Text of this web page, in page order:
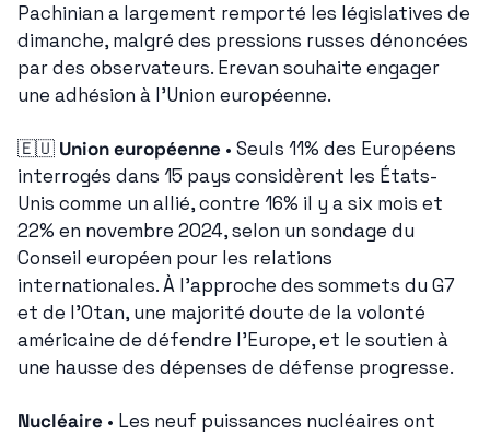
Pachinian a largement remporté les législatives de
dimanche, malgré des pressions russes dénoncées
par des observateurs. Erevan souhaite engager
une adhésion à l'Union européenne.
🇪🇺 Union européenne • Seuls 11% des Européens
interrogés dans 15 pays considèrent les États-
Unis comme un allié, contre 16% il y a six mois et
22% en novembre 2024, selon un sondage du
Conseil européen pour les relations
internationales. À l'approche des sommets du G7
et de l'Otan, une majorité doute de la volonté
américaine de défendre l'Europe, et le soutien à
une hausse des dépenses de défense progresse.
Nucléaire • Les neuf puissances nucléaires ont